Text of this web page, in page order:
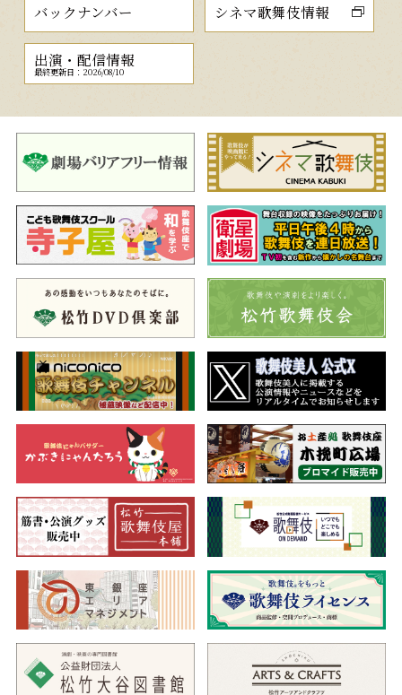
バックナンバー シネマ歌舞伎情報
出演・配信情報
最終更新日：2026/08/10